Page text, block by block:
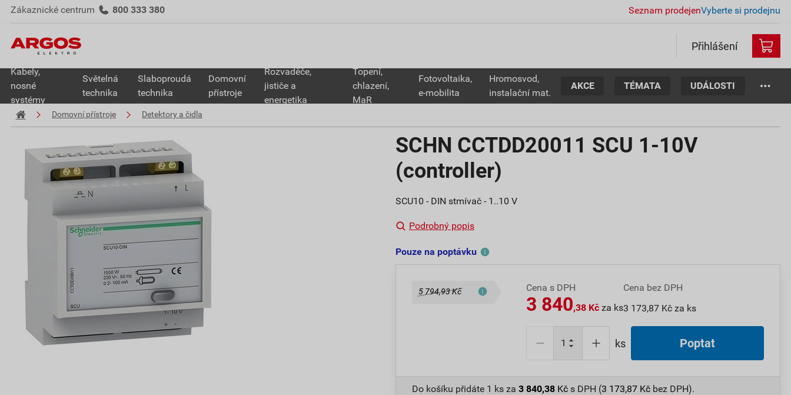
Zákaznické centrum 800 333 380 Seznam prodejenVyberte si prodejnu
Přihlášení
Kabely,
nosné
systémy
Světelná
technika
Slaboproudá
technika
Domovní
přístroje
Rozvaděče,
jističe a
energetika
Topení,
chlazení,
MaR
Fotovoltaika,
e-mobilita
Hromosvod,
instalační mat.
AKCE TÉMATA UDÁLOSTI
Domovní přístroje Detektory a čidla
SCHN CCTDD20011 SCU 1-10V
(controller)
SCU10 - DIN stmívač - 1..10 V
Podrobný popis
Pouze na poptávku
5 794,93 Kč Cena s DPH
3 840,38 Kč za ks
Cena bez DPH
3 173,87 Kč za ks
ks Poptat
Do košíku přidáte 1 ks za 3 840,38 Kč s DPH (3 173,87 Kč bez DPH).